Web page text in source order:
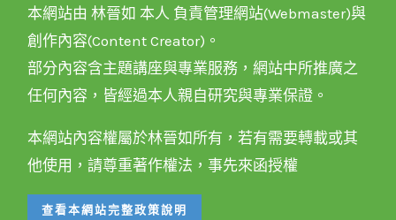
本網站由 林晉如 本人 負責管理網站(Webmaster)與
創作內容(Content Creator)。
部分內容含主題講座與專業服務，網站中所推廣之
任何內容，皆經過本人親自研究與專業保證。
本網站內容權屬於林晉如所有，若有需要轉載或其
他使用，請尊重著作權法，事先來函授權
查看本網站完整政策說明